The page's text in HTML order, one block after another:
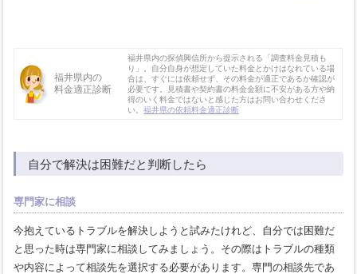
福井県内の
料金適正診断
福井県内の探偵興信所から提示される「調査料金見積も
り」。自分自身が想定していた料金とかけはなれている場
合は、すぐには依頼せず、その料金が適正であるか確認が
必要です。見積書や契約書の料金金額に不安がある方や納
得のいく料金ではないと感じた方はお問い合わせくださ
い。福井県の依頼料金適正診断
自分で解決は困難だと判断したら
専門家に相談
今抱えているトラブルを解決しようと試みたけれど、自分では困難だ
と思った時は専門家に相談してみましょう。その際はトラブルの種類
や内容によって相談先を選択する必要があります。専門の相談先であ